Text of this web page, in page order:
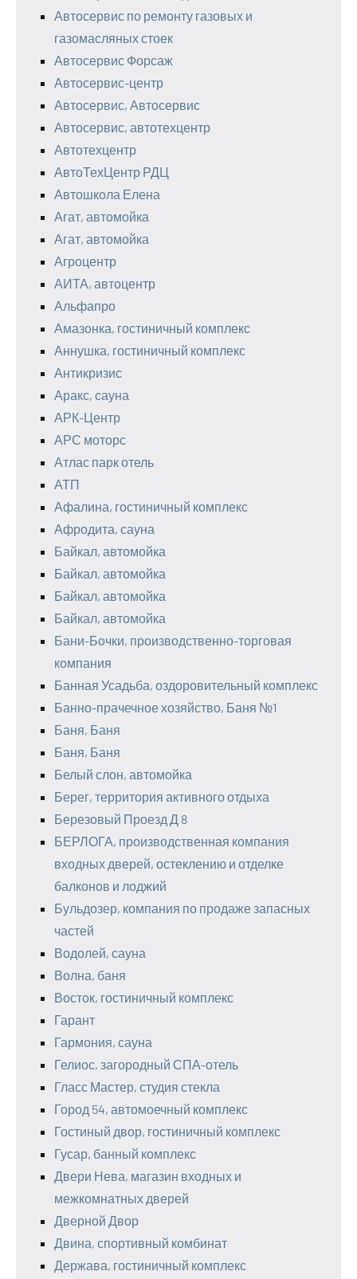
Автосервис по ремонту газовых и
газомасляных стоек
Автосервис Форсаж
Автосервис-центр
Автосервис, Автосервис
Автосервис, автотехцентр
Автотехцентр
АвтоТехЦентр РДЦ
Автошкола Елена
Агат, автомойка
Агат, автомойка
Агроцентр
АИТА, автоцентр
Альфапро
Амазонка, гостиничный комплекс
Аннушка, гостиничный комплекс
Антикризис
Аракс, сауна
АРК-Центр
АРС моторс
Атлас парк отель
АТП
Афалина, гостиничный комплекс
Афродита, сауна
Байкал, автомойка
Байкал, автомойка
Байкал, автомойка
Байкал, автомойка
Бани-Бочки, производственно-торговая
компания
Банная Усадьба, оздоровительный комплекс
Банно-прачечное хозяйство, Баня №1
Баня, Баня
Баня, Баня
Белый слон, автомойка
Берег, территория активного отдыха
Березовый Проезд Д 8
БЕРЛОГА, производственная компания
входных дверей, остеклению и отделке
балконов и лоджий
Бульдозер, компания по продаже запасных
частей
Водолей, сауна
Волна, баня
Восток, гостиничный комплекс
Гарант
Гармония, сауна
Гелиос, загородный СПА-отель
Гласс Мастер, студия стекла
Город 54, автомоечный комплекс
Гостиный двор, гостиничный комплекс
Гусар, банный комплекс
Двери Нева, магазин входных и
межкомнатных дверей
Дверной Двор
Двина, спортивный комбинат
Держава, гостиничный комплекс